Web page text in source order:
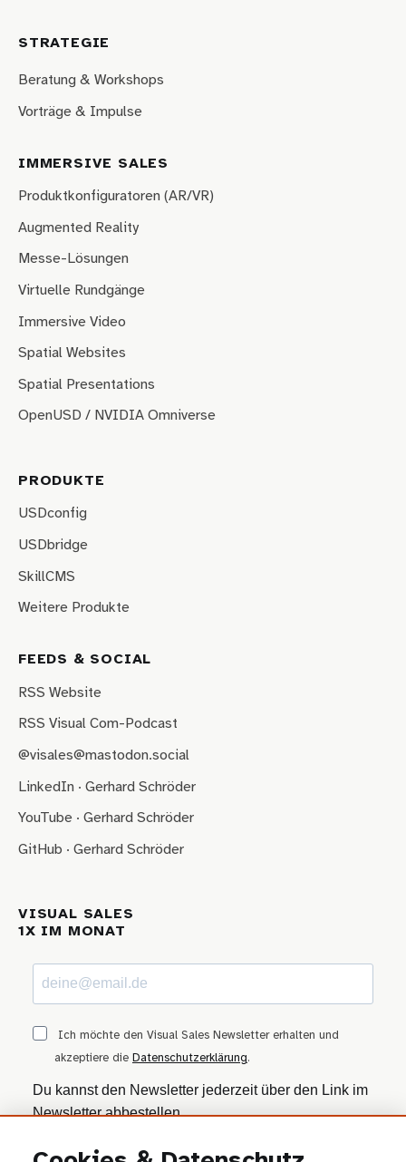
STRATEGIE
Beratung & Workshops
Vorträge & Impulse
IMMERSIVE SALES
Produktkonfiguratoren (AR/VR)
Augmented Reality
Messe-Lösungen
Virtuelle Rundgänge
Immersive Video
Spatial Websites
Spatial Presentations
OpenUSD / NVIDIA Omniverse
PRODUKTE
USDconfig
USDbridge
SkillCMS
Weitere Produkte
FEEDS & SOCIAL
RSS Website
RSS Visual Com-Podcast
@visales@mastodon.social
LinkedIn · Gerhard Schröder
YouTube · Gerhard Schröder
GitHub · Gerhard Schröder
VISUAL SALES
1X IM MONAT
Ich möchte den Visual Sales Newsletter erhalten und
akzeptiere die Datenschutzerklärung.
Du kannst den Newsletter jederzeit über den Link im
Newsletter abbestellen.